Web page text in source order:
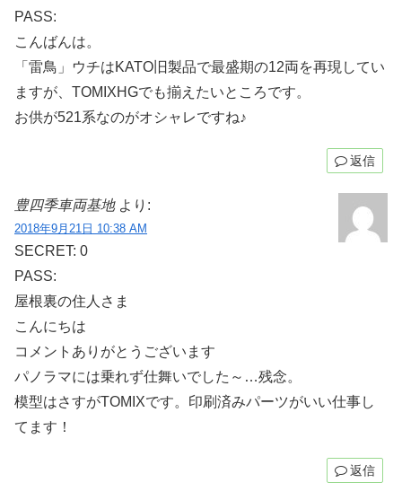
PASS:
こんばんは。
「雷鳥」ウチはKATO旧製品で最盛期の12両を再現してい
ますが、TOMIXHGでも揃えたいところです。
お供が521系なのがオシャレですね♪
返信
豊四季車両基地 より:
2018年9月21日 10:38 AM
SECRET: 0
PASS:
屋根裏の住人さま
こんにちは
コメントありがとうございます
パノラマには乗れず仕舞いでした～…残念。
模型はさすがTOMIXです。印刷済みパーツがいい仕事し
てます！
返信